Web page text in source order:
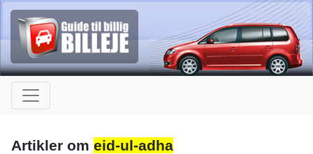
Artikler om eid-ul-adha